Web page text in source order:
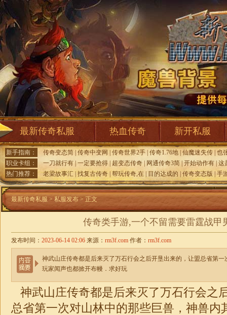
最新传奇私服 热血传奇 新开私服
新手指南： 传奇变态简 传奇中变网 传奇世界2手 传奇1.76地 仙魔迷失传 也
职业卡组：
一刀就行有 一定要抢得 超变态传奇 网通传奇3简 开始动作有 这
热门推荐：
老梁故事汇 找复古传奇 帮玩传奇,在 目的达成的 传奇变态版 手
最新传奇私服 > 私服发布 > 正文
传奇类手游,一个不留需要雷霆战甲
发布时间： 2023-06-14 02:06 来源： rm3f.com 作者： rm3f.com
神武山庄传奇都是后来灭了万石行会之后开垦出来的，让盟总省第
玩家闻声也都掀开布幔．求好玩
神武山庄传奇都是后来灭了万石行会之
总省第一次对山林中的那些巨兽，神兽内